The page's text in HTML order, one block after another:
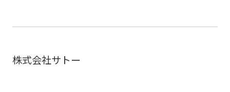
株式会社サトー